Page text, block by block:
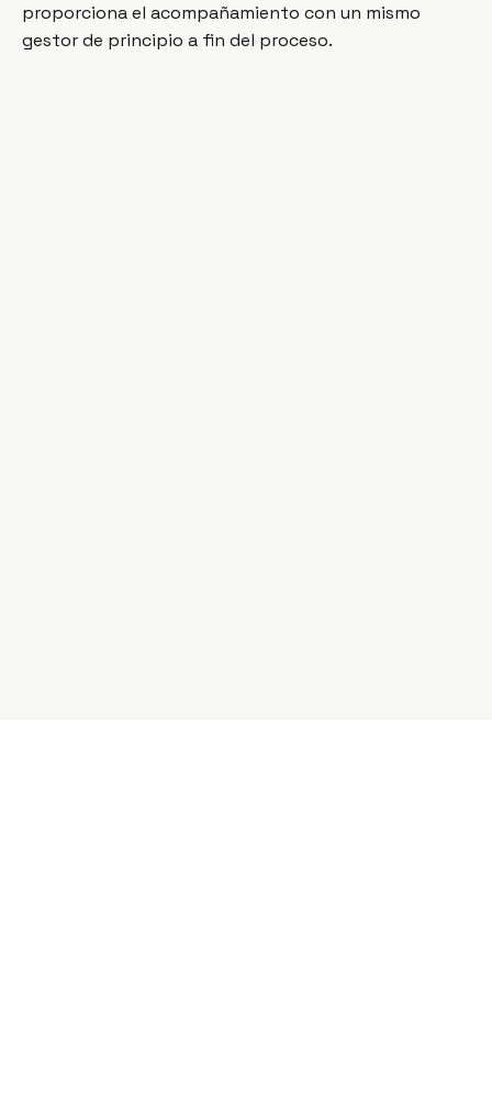
proporciona el acompañamiento con un mismo
gestor de principio a fin del proceso.